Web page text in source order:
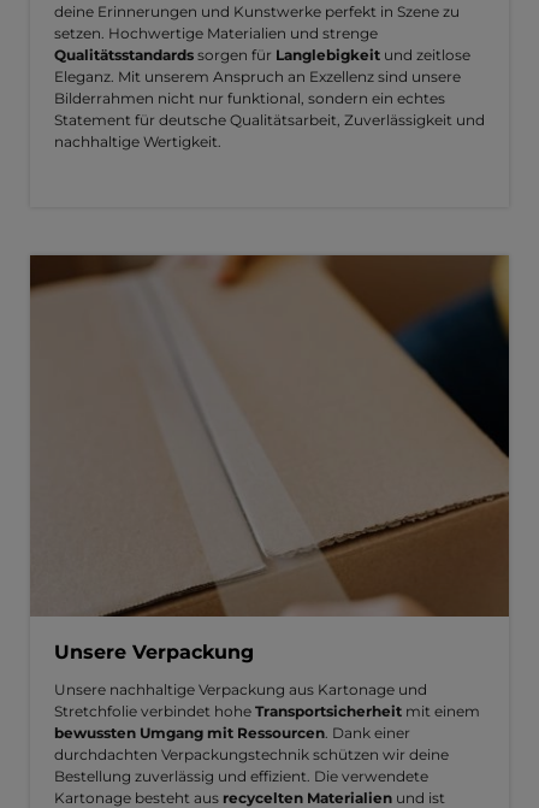
deine Erinnerungen und Kunstwerke perfekt in Szene zu
setzen. Hochwertige Materialien und strenge
Qualitätsstandards sorgen für Langlebigkeit und zeitlose
Eleganz. Mit unserem Anspruch an Exzellenz sind unsere
Bilderrahmen nicht nur funktional, sondern ein echtes
Statement für deutsche Qualitätsarbeit, Zuverlässigkeit und
nachhaltige Wertigkeit.
Unsere Verpackung
Unsere nachhaltige Verpackung aus Kartonage und
Stretchfolie verbindet hohe Transportsicherheit mit einem
bewussten Umgang mit Ressourcen . Dank einer
durchdachten Verpackungstechnik schützen wir deine
Bestellung zuverlässig und effizient. Die verwendete
Kartonage besteht aus recycelten Materialien und ist